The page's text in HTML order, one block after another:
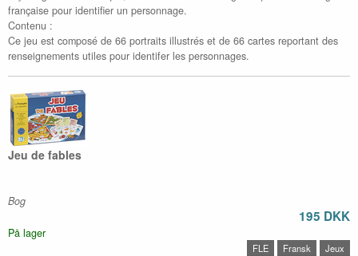
française pour identifier un personnage.
Contenu :
Ce jeu est composé de 66 portraits illustrés et de 66 cartes reportant des
renseignements utiles pour identifer les personnages.
Jeu de fables
Bog
195 DKK
På lager
FLE Fransk Jeux